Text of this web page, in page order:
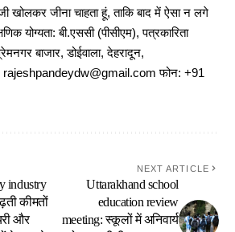
खोलकर जीना चाहता हूं, ताकि बाद में ऐसा न लगे
योग्यता: बी.एससी (पीसीएम), पत्रकारिता
बाजार, डोईवाला, देहरादून,
rajeshpandeydw@gmail.com फोन: +91
industry
कीमतों
और
NEXT ARTICLE
Uttarakhand school
education review
meeting: स्कूलों में अनिवार्य